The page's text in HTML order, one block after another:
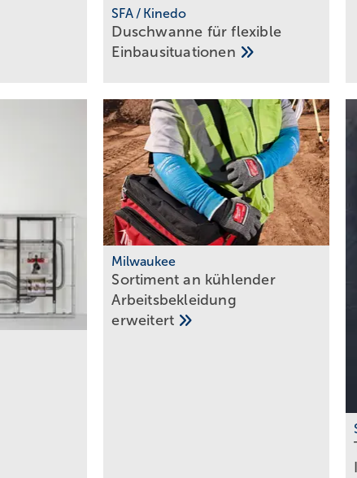
SFA / Kinedo
Duschwanne für flexible
Einbausituationen
Milwaukee
Sortiment an kühlender
Arbeitsbekleidung
erweitert